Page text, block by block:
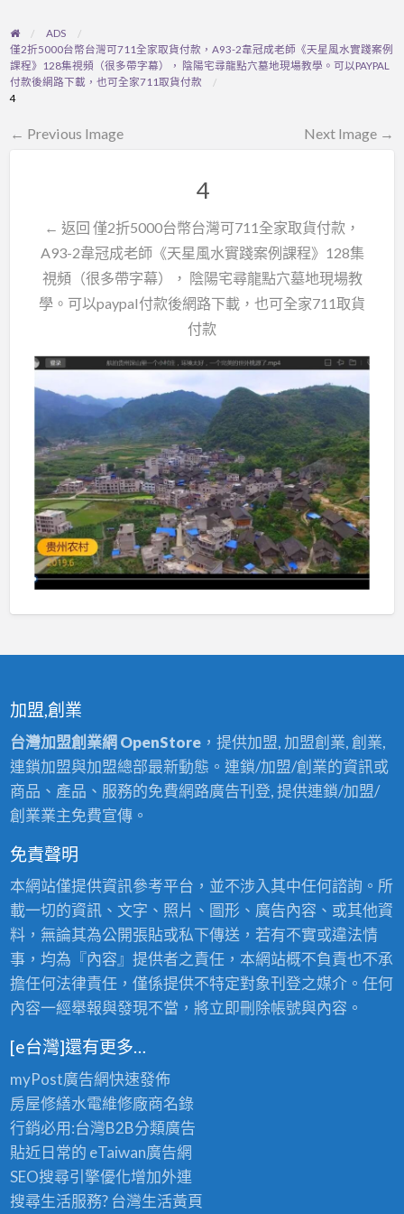
ADS
僅2折5000台幣台灣可711全家取貨付款，A93-2韋冠成老師《天星風水實踐案例
課程》128集視頻（很多帶字幕）， 陰陽宅尋龍點穴墓地現場教學。可以PAYPAL
付款後網路下載，也可全家711取貨付款
4
← Previous Image Next Image →
4
← 返回 僅2折5000台幣台灣可711全家取貨付款，
A93-2韋冠成老師《天星風水實踐案例課程》128集
視頻（很多帶字幕）， 陰陽宅尋龍點穴墓地現場教
學。可以paypal付款後網路下載，也可全家711取貨
付款
加盟,創業
台灣加盟創業網 OpenStore，提供加盟, 加盟創業, 創業,
連鎖加盟與加盟總部最新動態。連鎖/加盟/創業的資訊或
商品、產品、服務的免費網路廣告刊登, 提供連鎖/加盟/
創業業主免費宣傳。
免責聲明
本網站僅提供資訊參考平台，並不涉入其中任何諮詢。所
載一切的資訊、文字、照片、圖形、廣告內容、或其他資
料，無論其為公開張貼或私下傳送，若有不實或違法情
事，均為『內容』提供者之責任，本網站概不負責也不承
擔任何法律責任，僅係提供不特定對象刊登之媒介。任何
內容一經舉報與發現不當，將立即刪除帳號與內容。
[e台灣]還有更多…
myPost廣告網快速發佈
房屋修繕水電維修廠商名錄
行銷必用:台灣B2B分類廣告
貼近日常的 eTaiwan廣告網
SEO搜尋引擎優化增加外連
搜尋生活服務? 台灣生活黃頁